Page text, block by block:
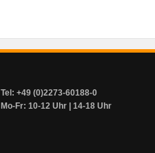
Tel: +49 (0)2273-60188-0
Mo-Fr: 10-12 Uhr | 14-18 Uhr